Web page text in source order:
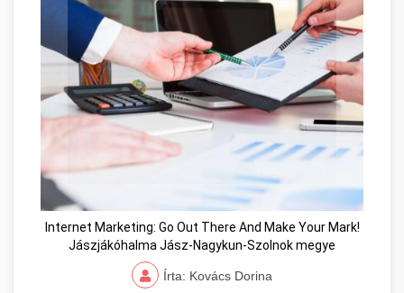
Internet Marketing: Go Out There And Make Your Mark!
Jászjákóhalma Jász-Nagykun-Szolnok megye
Írta: Kovács Dorina